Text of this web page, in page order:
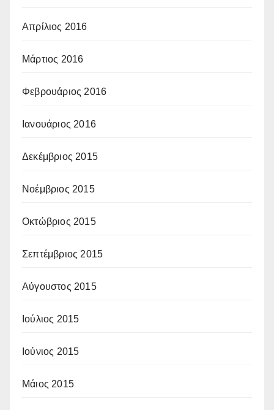
Απρίλιος 2016
Μάρτιος 2016
Φεβρουάριος 2016
Ιανουάριος 2016
Δεκέμβριος 2015
Νοέμβριος 2015
Οκτώβριος 2015
Σεπτέμβριος 2015
Αύγουστος 2015
Ιούλιος 2015
Ιούνιος 2015
Μάιος 2015